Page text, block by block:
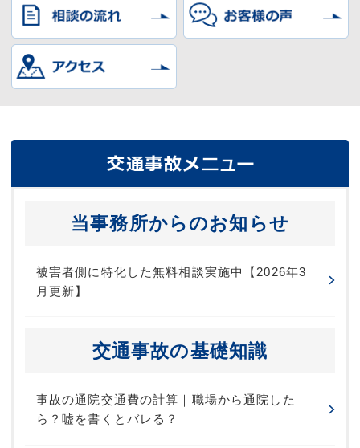
当事務所からのお知らせ
被害者側に特化した無料相談実施中【2026年3
月更新】
交通事故の基礎知識
事故の通院交通費の計算｜職場から通院した
ら？嘘を書くとバレる？